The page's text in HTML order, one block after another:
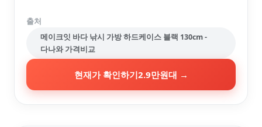
출처
메이크잇 바다 낚시 가방 하드케이스 블랙 130cm -
다나와 가격비교
현재가 확인하기2.9만원대 →